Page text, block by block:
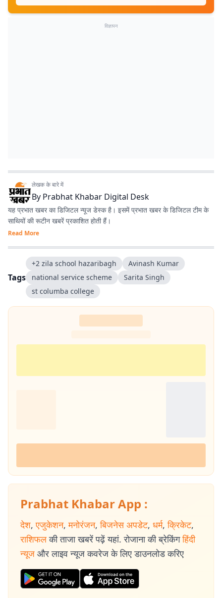
विज्ञापन
लेखक के बारे में
By Prabhat Khabar Digital Desk
यह प्रभात खबर का डिजिटल न्यूज डेस्क है। इसमें प्रभात खबर के डिजिटल टीम के
साथियों की रूटीन खबरें प्रकाशित होती हैं।
Read More
Tags
+2 zila school hazaribagh
Avinash Kumar
national service scheme
Sarita Singh
st columba college
Prabhat Khabar App :
देश, एजुकेशन, मनोरंजन, बिजनेस अपडेट, धर्म, क्रिकेट,
राशिफल की ताजा खबरें पढ़ें यहां. रोजाना की ब्रेकिंग हिंदी
न्यूज और लाइव न्यूज कवरेज के लिए डाउनलोड करिए